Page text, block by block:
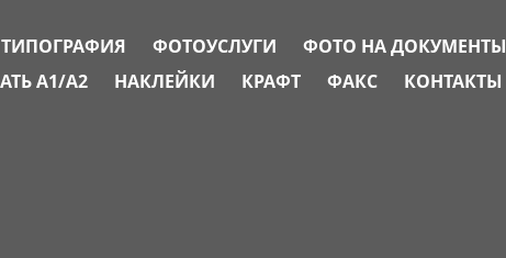
ТИПОГРАФИЯ ФОТОУСЛУГИ ФОТО НА ДОКУМЕНТЫ
А1/А2 НАКЛЕЙКИ КРАФТ ФАКС КОНТАКТЫ